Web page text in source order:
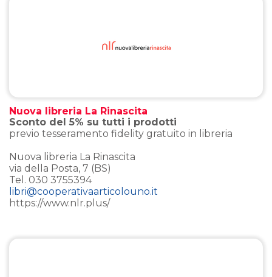
Nuova libreria La Rinascita
Sconto del 5% su tutti i prodotti
previo tesseramento fidelity gratuito in libreria
Nuova libreria La Rinascita
via della Posta, 7 (BS)
Tel. 030 3755394
libri@cooperativaarticolouno.it
https://www.nlr.plus/